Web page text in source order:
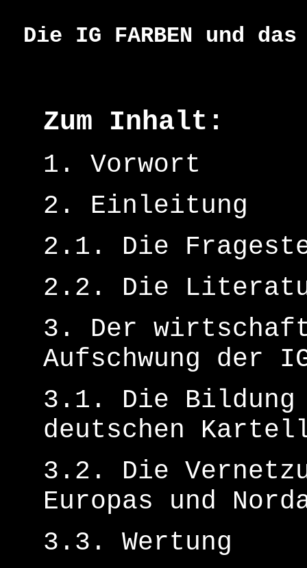
Die IG FARBEN und
Zum Inhalt:
1. Vorwort
2. Einleitung
2.1. Die
2.2. Die
3. Der
Aufschwung der
3.1. Die Bildung
deutschen
3.2. Die
Europas und
3.3. Wertung